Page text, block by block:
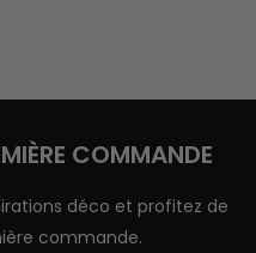
COMMANDE
déco et profitez de
commande.